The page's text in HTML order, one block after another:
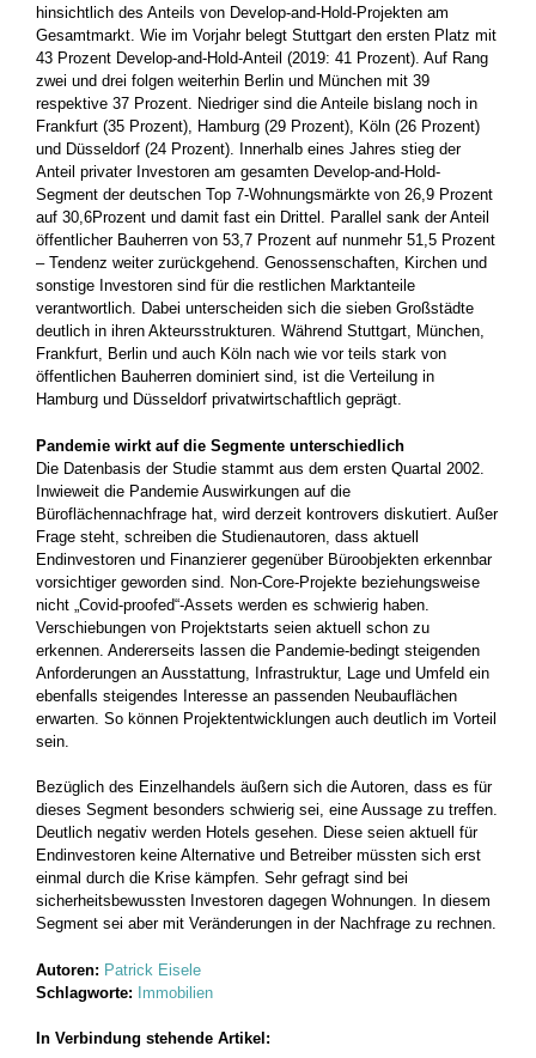
hinsichtlich des Anteils von Develop-and-Hold-Projekten am
Gesamtmarkt. Wie im Vorjahr belegt Stuttgart den ersten Platz mit
43 Prozent Develop-and-Hold-Anteil (2019: 41 Prozent). Auf Rang
zwei und drei folgen weiterhin Berlin und München mit 39
respektive 37 Prozent. Niedriger sind die Anteile bislang noch in
Frankfurt (35 Prozent), Hamburg (29 Prozent), Köln (26 Prozent)
und Düsseldorf (24 Prozent). Innerhalb eines Jahres stieg der
Anteil privater Investoren am gesamten Develop-and-Hold-
Segment der deutschen Top 7-Wohnungsmärkte von 26,9 Prozent
auf 30,6Prozent und damit fast ein Drittel. Parallel sank der Anteil
öffentlicher Bauherren von 53,7 Prozent auf nunmehr 51,5 Prozent
– Tendenz weiter zurückgehend. Genossenschaften, Kirchen und
sonstige Investoren sind für die restlichen Marktanteile
verantwortlich. Dabei unterscheiden sich die sieben Großstädte
deutlich in ihren Akteursstrukturen. Während Stuttgart, München,
Frankfurt, Berlin und auch Köln nach wie vor teils stark von
öffentlichen Bauherren dominiert sind, ist die Verteilung in
Hamburg und Düsseldorf privatwirtschaftlich geprägt.
Pandemie wirkt auf die Segmente unterschiedlich
Die Datenbasis der Studie stammt aus dem ersten Quartal 2002.
Inwieweit die Pandemie Auswirkungen auf die
Büroflächennachfrage hat, wird derzeit kontrovers diskutiert. Außer
Frage steht, schreiben die Studienautoren, dass aktuell
Endinvestoren und Finanzierer gegenüber Büroobjekten erkennbar
vorsichtiger geworden sind. Non-Core-Projekte beziehungsweise
nicht „Covid-proofed“-Assets werden es schwierig haben.
Verschiebungen von Projektstarts seien aktuell schon zu
erkennen. Andererseits lassen die Pandemie-bedingt steigenden
Anforderungen an Ausstattung, Infrastruktur, Lage und Umfeld ein
ebenfalls steigendes Interesse an passenden Neubauflächen
erwarten. So können Projektentwicklungen auch deutlich im Vorteil
sein.
Bezüglich des Einzelhandels äußern sich die Autoren, dass es für
dieses Segment besonders schwierig sei, eine Aussage zu treffen.
Deutlich negativ werden Hotels gesehen. Diese seien aktuell für
Endinvestoren keine Alternative und Betreiber müssten sich erst
einmal durch die Krise kämpfen. Sehr gefragt sind bei
sicherheitsbewussten Investoren dagegen Wohnungen. In diesem
Segment sei aber mit Veränderungen in der Nachfrage zu rechnen.
Autoren: Patrick Eisele
Schlagworte: Immobilien
In Verbindung stehende Artikel: